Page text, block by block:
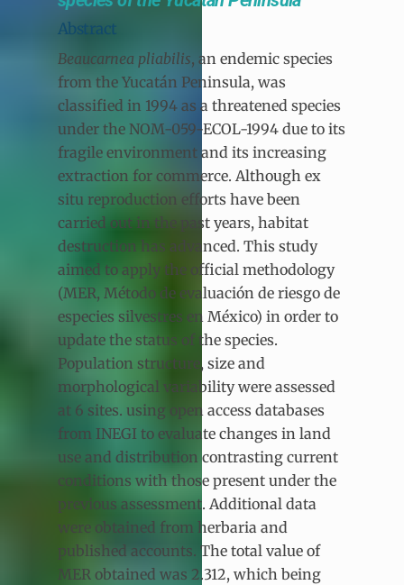
Abstract
Beaucarnea pliabilis, an endemic species
from the Yucatán Peninsula, was
classified in 1994 as a threatened species
under the NOM-059-ECOL-1994 due to its
fragile environment and its increasing
extraction for commerce. Although ex
situ reproduction efforts have been
carried out in the past years, habitat
destruction has advanced. This study
aimed to apply the official methodology
(MER, Método de evaluación de riesgo de
especies silvestres en México) in order to
update the status of the species.
Population structure, size and
morphological variability were assessed
at 6 sites. using open access databases
from INEGI to evaluate changes in land
use and distribution contrasting current
conditions with those present under the
previous assessment. Additional data
were obtained from herbaria and
published accounts. The total value of
MER obtained was 2.312, which being